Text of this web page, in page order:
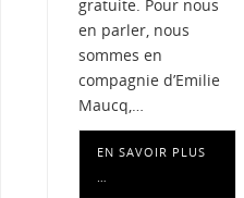
gratuite. Pour nous
en parler, nous
sommes en
compagnie d’Emilie
Maucq,…
EN SAVOIR PLUS
…